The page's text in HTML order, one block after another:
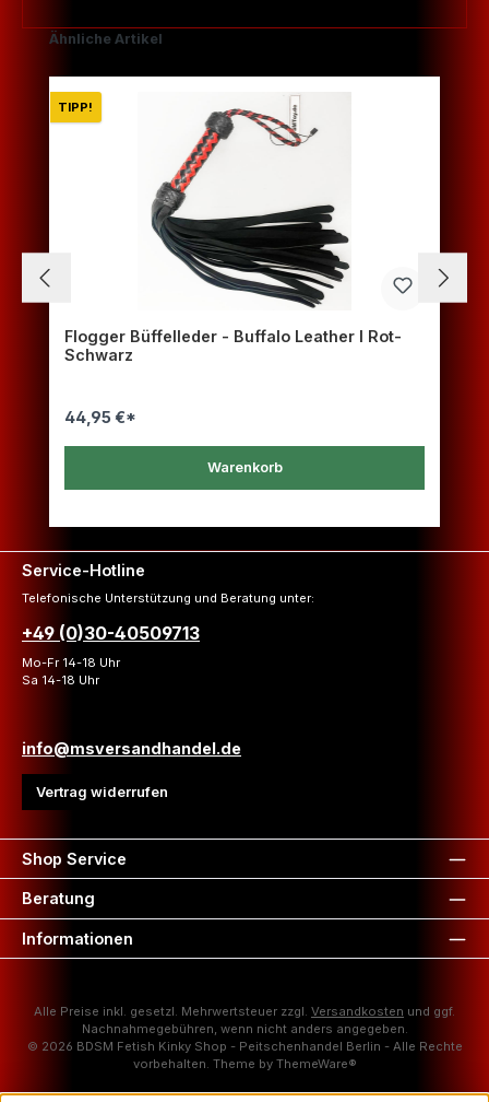
Produktgalerie überspringen
Ähnliche Artikel
TIPP!
Flogger Büffelleder - Buffalo Leather I Rot-
Schwarz
44,95 €*
Warenkorb
Service-Hotline
Telefonische Unterstützung und Beratung unter:
+49 (0)30-40509713
Mo-Fr 14-18 Uhr
Sa 14-18 Uhr
info@msversandhandel.de
Vertrag widerrufen
Shop Service
Beratung
Informationen
Alle Preise inkl. gesetzl. Mehrwertsteuer zzgl. Versandkosten und ggf.
Nachnahmegebühren, wenn nicht anders angegeben.
© 2026 BDSM Fetish Kinky Shop - Peitschenhandel Berlin - Alle Rechte
vorbehalten. Theme by ThemeWare®